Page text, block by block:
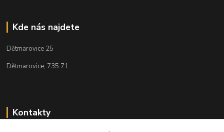
Kde nás najdete
Dětmarovice 25
Dětmarovice, 735 71
Kontakty